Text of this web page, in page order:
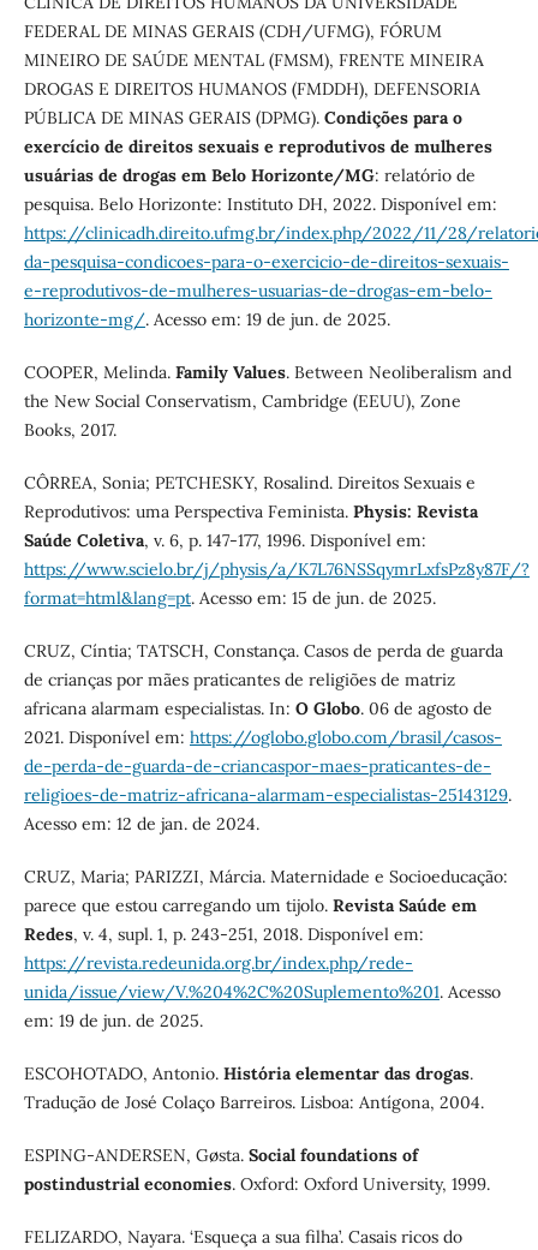
FEDERAL DE MINAS GERAIS (CDH/UFMG), FÓRUM
MINEIRO DE SAÚDE MENTAL (FMSM), FRENTE MINEIRA
DROGAS E DIREITOS HUMANOS (FMDDH), DEFENSORIA
PÚBLICA DE MINAS GERAIS (DPMG). Condições para o
exercício de direitos sexuais e reprodutivos de mulheres
usuárias de drogas em Belo Horizonte/MG: relatório de
pesquisa. Belo Horizonte: Instituto DH, 2022. Disponível em:
https://clinicadh.direito.ufmg.br/index.php/2022/11/28/
da-pesquisa-condicoes-para-o-exercicio-de-direitos-sexuais-
e-reprodutivos-de-mulheres-usuarias-de-drogas-em-belo-
horizonte-mg/. Acesso em: 19 de jun. de 2025.
COOPER, Melinda. Family Values. Between Neoliberalism and
the New Social Conservatism, Cambridge (EEUU), Zone
Books, 2017.
CÔRREA, Sonia; PETCHESKY, Rosalind. Direitos Sexuais e
Reprodutivos: uma Perspectiva Feminista. Physis: Revista
Saúde Coletiva, v. 6, p. 147-177, 1996. Disponível em:
https://www.scielo.br/j/physis/a/K7L76NSSqymrLxfsPz8y87F/?
format=html&lang=pt. Acesso em: 15 de jun. de 2025.
CRUZ, Cíntia; TATSCH, Constança. Casos de perda de guarda
de crianças por mães praticantes de religiões de matriz
africana alarmam especialistas. In: O Globo. 06 de agosto de
2021. Disponível em: https://oglobo.globo.com/brasil/casos-
de-perda-de-guarda-de-criancaspor-maes-praticantes-de-
religioes-de-matriz-africana-alarmam-especialistas-25143129.
Acesso em: 12 de jan. de 2024.
CRUZ, Maria; PARIZZI, Márcia. Maternidade e Socioeducação:
parece que estou carregando um tijolo. Revista Saúde em
Redes, v. 4, supl. 1, p. 243-251, 2018. Disponível em:
https://revista.redeunida.org.br/index.php/rede-
unida/issue/view/V.%204%2C%20Suplemento%201. Acesso
em: 19 de jun. de 2025.
ESCOHOTADO, Antonio. História elementar das drogas.
Tradução de José Colaço Barreiros. Lisboa: Antígona, 2004.
ESPING-ANDERSEN, Gøsta. Social foundations of
postindustrial economies. Oxford: Oxford University, 1999.
FELIZARDO, Nayara. ‘Esqueça a sua filha’. Casais ricos do